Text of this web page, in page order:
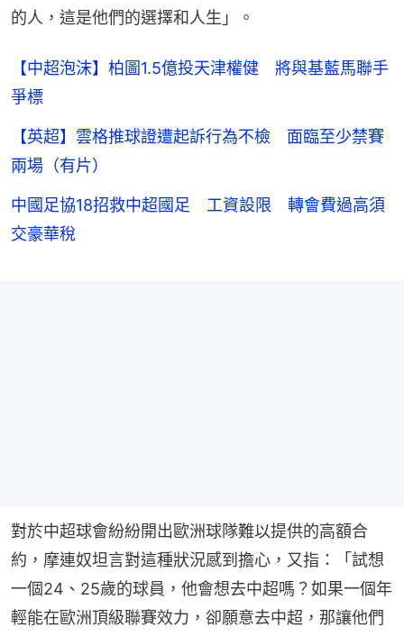
的人，這是他們的選擇和人生」。
【中超泡沫】柏圖1.5億投天津權健 將與基藍馬聯手
爭標
【英超】雲格推球證遭起訴行為不檢 面臨至少禁賽
兩場（有片）
中國足協18招救中超國足 工資設限 轉會費過高須
交豪華稅
對於中超球會紛紛開出歐洲球隊難以提供的高額合
約，摩連奴坦言對這種狀況感到擔心，又指：「試想
一個24、25歲的球員，他會想去中超嗎？如果一個年
輕能在歐洲頂級聯賽效力，卻願意去中超，那讓他們